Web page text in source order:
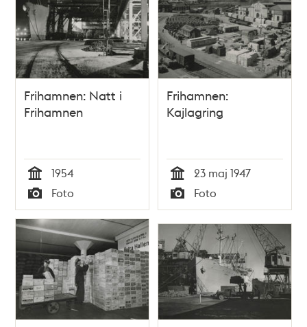
Frihamnen: Natt i
Frihamnen
Tid
1954
Typ
Foto
Frihamnen:
Kajlagring
Tid
23 maj 1947
Typ
Foto